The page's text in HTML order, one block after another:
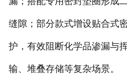
缝隙；部分款式增设贴合式
护，有效阻断化学品渗漏与
输、堆叠存储等复杂场景。